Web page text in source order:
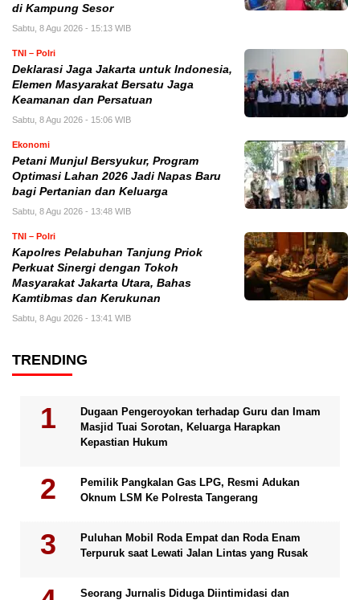
di Kampung Sesor
Sabtu, 8 Agu 2026 - 15:13 WIB
TNI – Polri
Deklarasi Jaga Jakarta untuk Indonesia,
Elemen Masyarakat Bersatu Jaga
Keamanan dan Persatuan
Sabtu, 8 Agu 2026 - 15:06 WIB
Ekonomi
Petani Munjul Bersyukur, Program
Optimasi Lahan 2026 Jadi Napas Baru
bagi Pertanian dan Keluarga
Sabtu, 8 Agu 2026 - 13:48 WIB
TNI – Polri
Kapolres Pelabuhan Tanjung Priok
Perkuat Sinergi dengan Tokoh
Masyarakat Jakarta Utara, Bahas
Kamtibmas dan Kerukunan
Sabtu, 8 Agu 2026 - 13:41 WIB
TRENDING
Dugaan Pengeroyokan terhadap Guru dan Imam
Masjid Tuai Sorotan, Keluarga Harapkan
Kepastian Hukum
Pemilik Pangkalan Gas LPG, Resmi Adukan
Oknum LSM Ke Polresta Tangerang
Puluhan Mobil Roda Empat dan Roda Enam
Terpuruk saat Lewati Jalan Lintas yang Rusak
Seorang Jurnalis Diduga Diintimidasi dan